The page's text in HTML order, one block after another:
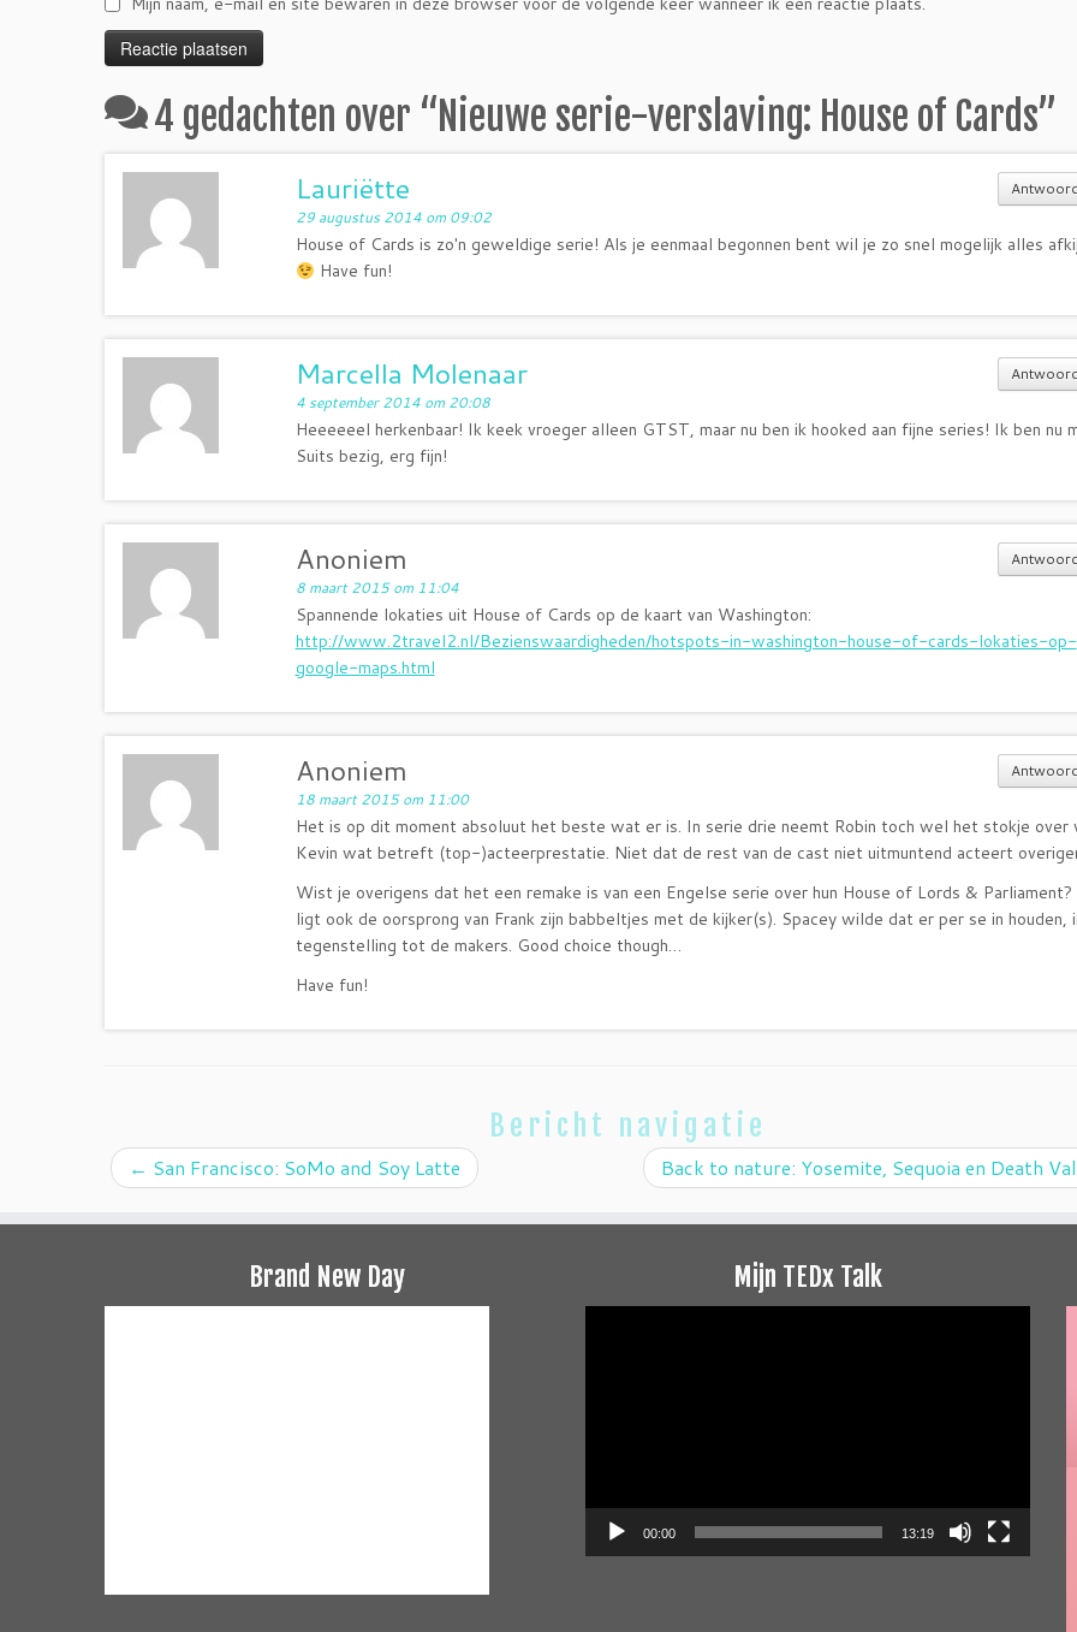
4 gedachten over “Nieuwe serie-verslaving: House of Cards”
Lauriëtte
29 augustus 2014 om 09:02
House of Cards is zo'n geweldige serie! Als je eenmaal begonnen bent wil je zo snel mogelijk alles
Have fun!
Marcella Molenaar
4 september 2014 om 20:08
Heeeeeel herkenbaar! Ik keek vroeger alleen GTST, maar nu ben ik hooked aan fijne series! Ik ben nu
Suits bezig, erg fijn!
Anoniem
8 maart 2015 om 11:04
Spannende lokaties uit House of Cards op de kaart van Washington:
http://www.2travel2.nl/Bezienswaardigheden/hotspots-in-washington-house-of-cards-lokaties-op-
google-maps.html
Anoniem
18 maart 2015 om 11:00
Het is op dit moment absoluut het beste wat er is. In serie drie neemt Robin toch wel het stokje over
Kevin wat betreft (top-)acteerprestatie. Niet dat de rest van de cast niet uitmuntend acteert
Wist je overigens dat het een remake is van een Engelse serie over hun House of Lords & Parliament?
ligt ook de oorsprong van Frank zijn babbeltjes met de kijker(s). Spacey wilde dat er per se in houden,
tegenstelling tot de makers. Good choice though…
Have fun!
Bericht navigatie
← San Francisco: SoMo and Soy Latte Back to nature: Yosemite, Sequoia en Death
Brand New Day Mijn TEDx Talk
00:00 13:19